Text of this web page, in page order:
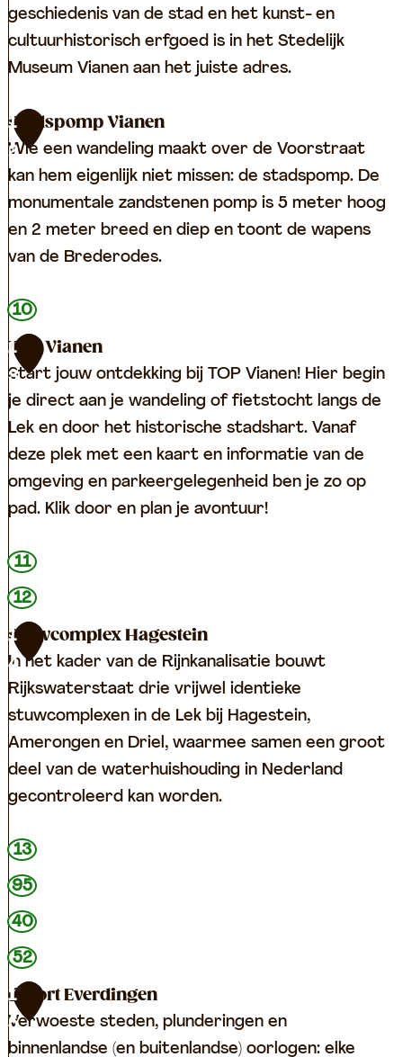
e
r
c
h
V
i
a
n
e
n
k
a
s
t
e
e
a
e
n
)
geschiedenis van de stad en het kunst- en
cultuurhistorisch erfgoed is in het Stedelijk
Museum Vianen aan het juiste adres.
S
t
e
d
e
l
j
k
M
u
s
e
i
n
e
n
1
2
Stadspomp Vianen
Wie een wandeling maakt over de Voorstraat
kan hem eigenlijk niet missen: de stadspomp. De
monumentale zandstenen pomp is 5 meter hoog
en 2 meter breed en diep en toont de wapens
van de Brederodes.
S
t
a
d
s
p
V
a
n
e
n
10
1
3
TOP Vianen
Start jouw ontdekking bij TOP Vianen! Hier begin
je direct aan je wandeling of fietstocht langs de
Lek en door het historische stadshart. Vanaf
deze plek met een kaart en informatie van de
omgeving en parkeergelegenheid ben je zo op
pad. Klik door en plan je avontuur!
T
O
V
i
a
n
e
n
11
12
1
4
Stuwcomplex Hagestein
In het kader van de Rijnkanalisatie bouwt
Rijkswaterstaat drie vrijwel identieke
stuwcomplexen in de Lek bij Hagestein,
Amerongen en Driel, waarmee samen een groot
deel van de waterhuishouding in Nederland
gecontroleerd kan worden.
S
t
w
c
o
m
p
13
95
40
52
1
5
Fort Everdingen
Verwoeste steden, plunderingen en
binnenlandse (en buitenlandse) oorlogen: elke